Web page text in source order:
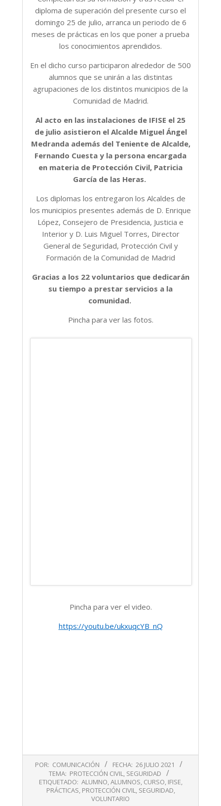
diploma de superación del presente curso el
domingo 25 de julio, arranca un periodo de 6
meses de prácticas en los que poner a prueba
los conocimientos aprendidos.
En el dicho curso participaron alrededor de 500
alumnos que se unirán a las distintas
agrupaciones de los distintos municipios de la
Comunidad de Madrid.
Al acto en las instalaciones de IFISE el 25
de julio asistieron el Alcalde Miguel Ángel
Medranda además del Teniente de Alcalde,
Fernando Cuesta y la persona encargada
en materia de Protección Civil, Patricia
García de las Heras.
Los diplomas los entregaron los Alcaldes de
los municipios presentes además de D. Enrique
López, Consejero de Presidencia, Justicia e
Interior y D. Luis Miguel Torres, Director
General de Seguridad, Protección Civil y
Formación de la Comunidad de Madrid
Gracias a los 22 voluntarios que dedicarán
su tiempo a prestar servicios a la
comunidad.
Pincha para ver las fotos.
Pincha para ver el video.
https://youtu.be/ukxuqcYB_nQ
POR: COMUNICACIÓN FECHA: 26 JULIO 2021
TEMA: PROTECCIÓN CIVIL, SEGURIDAD
ETIQUETADO: ALUMNO,ALUMNOS, CURSO, IFISE,
PRÁCTICAS, PROTECCIÓN CIVIL, SEGURIDAD,
VOLUNTARIO